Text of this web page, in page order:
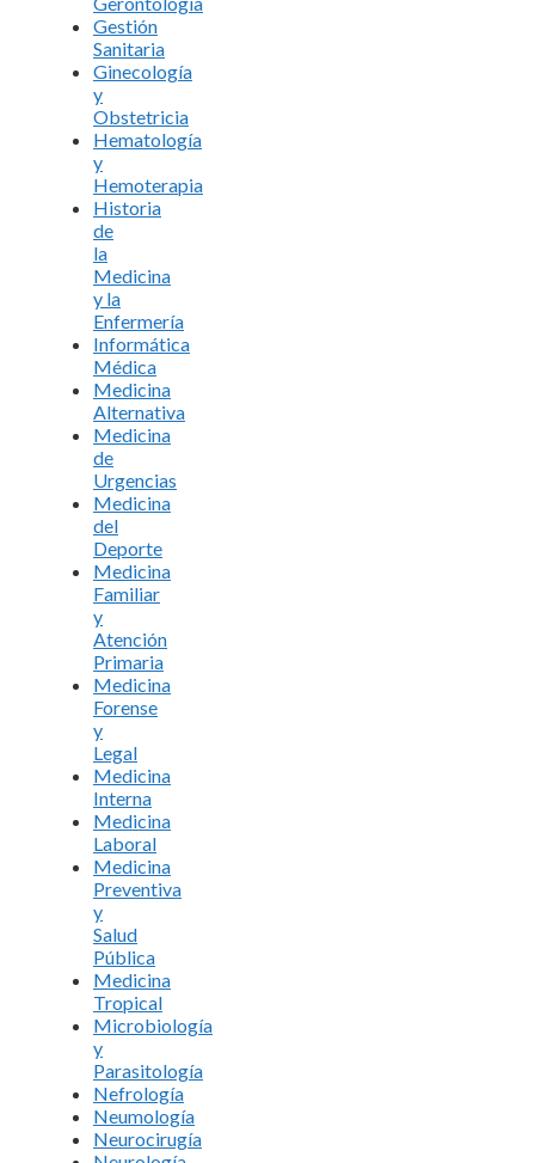
Gestión
Sanitaria
Ginecología
y
Obstetricia
Hematología
y
Hemoterapia
Historia
de
la
Medicina
y la
Enfermería
Informática
Médica
Medicina
Alternativa
Medicina
de
Urgencias
Medicina
del
Deporte
Medicina
Familiar
y
Atención
Primaria
Medicina
Forense
y
Legal
Medicina
Interna
Medicina
Laboral
Medicina
Preventiva
y
Salud
Pública
Medicina
Tropical
Microbiología
y
Parasitología
Nefrología
Neumología
Neurocirugía